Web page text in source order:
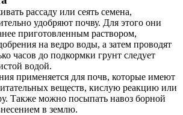
рассаду или сеять семена,
удобряют почву. Для этого они
приготовленным раствором,
на ведро воды, а затем проводят
часов до подкормки грунт следует
водой.
применяется для почв, которые имеют
веществ, кислую реакцию или
Также можно посыпать навоз борной
в землю.